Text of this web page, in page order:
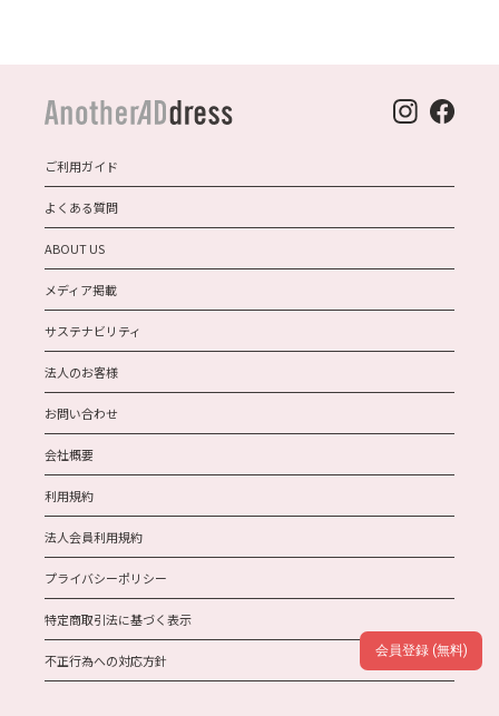
ご利用ガイド
よくある質問
ABOUT US
メディア掲載
サステナビリティ
法人のお客様
お問い合わせ
会社概要
利用規約
法人会員利用規約
プライバシーポリシー
特定商取引法に基づく表示
不正行為への対応方針
会員登録 (無料)